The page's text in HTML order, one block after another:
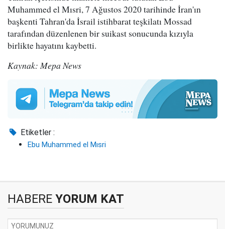
Muhammed el Mısri, 7 Ağustos 2020 tarihinde İran'ın
başkenti Tahran'da İsrail istihbarat teşkilatı Mossad
tarafından düzenlenen bir suikast sonucunda kızıyla
birlikte hayatını kaybetti.
Kaynak: Mepa News
Etiketler :
Ebu Muhammed el Mısri
HABERE YORUM KAT